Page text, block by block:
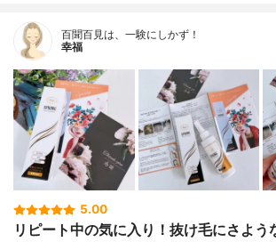
百聞百見は、一験にしかず！
幸福
5.00
リピート中の気に入り！抜け毛にさよう